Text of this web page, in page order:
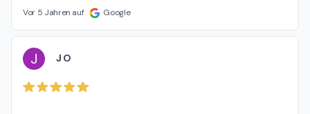
Vor 5 Jahren auf Google
J J O